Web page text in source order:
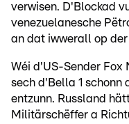
verwisen. D'Blockad
venezuelanesche
an dat iwwerall op der
Wéi d'US-Sender Fox
sech d'Bella 1 schonn
entzunn. Russland
Militärschëffer a